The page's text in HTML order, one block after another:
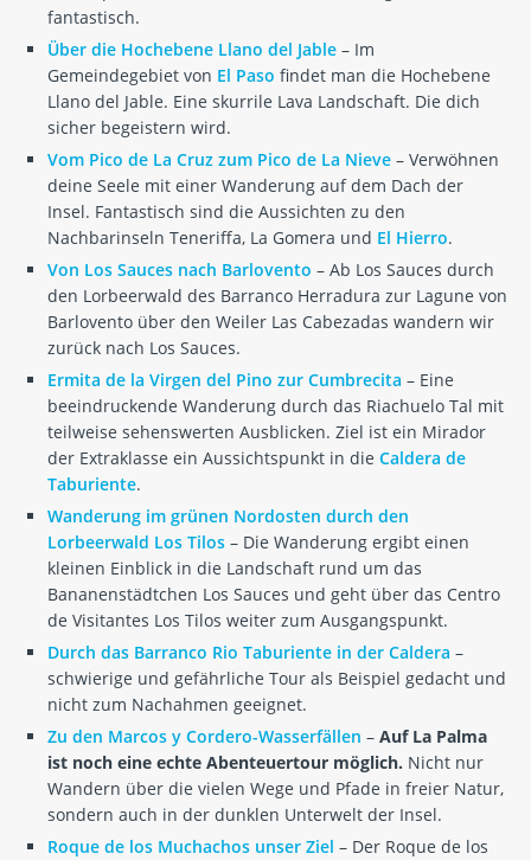
fantastisch.
Über die Hochebene Llano del Jable – Im
Gemeindegebiet von El Paso findet man die Hochebene
Llano del Jable. Eine skurrile Lava Landschaft. Die dich
sicher begeistern wird.
Vom Pico de La Cruz zum Pico de La Nieve – Verwöhnen
deine Seele mit einer Wanderung auf dem Dach der
Insel. Fantastisch sind die Aussichten zu den
Nachbarinseln Teneriffa, La Gomera und El Hierro.
Von Los Sauces nach Barlovento – Ab Los Sauces durch
den Lorbeerwald des Barranco Herradura zur Lagune von
Barlovento über den Weiler Las Cabezadas wandern wir
zurück nach Los Sauces.
Ermita de la Virgen del Pino zur Cumbrecita – Eine
beeindruckende Wanderung durch das Riachuelo Tal mit
teilweise sehenswerten Ausblicken. Ziel ist ein Mirador
der Extraklasse ein Aussichtspunkt in die Caldera de
Taburiente.
Wanderung im grünen Nordosten durch den
Lorbeerwald Los Tilos – Die Wanderung ergibt einen
kleinen Einblick in die Landschaft rund um das
Bananenstädtchen Los Sauces und geht über das Centro
de Visitantes Los Tilos weiter zum Ausgangspunkt.
Durch das Barranco Rio Taburiente in der Caldera –
schwierige und gefährliche Tour als Beispiel gedacht und
nicht zum Nachahmen geeignet.
Zu den Marcos y Cordero-Wasserfällen – Auf La Palma
ist noch eine echte Abenteuertour möglich. Nicht nur
Wandern über die vielen Wege und Pfade in freier Natur,
sondern auch in der dunklen Unterwelt der Insel.
Roque de los Muchachos unser Ziel – Der Roque de los